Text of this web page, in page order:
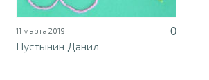
11 марта 2019
0
Пустынин Данил